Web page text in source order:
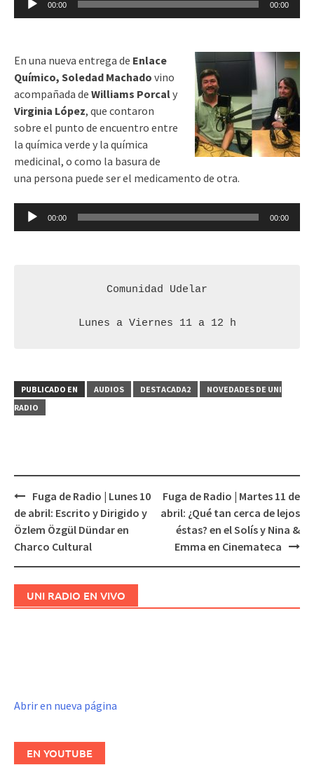
00:00 00:00
En una nueva entrega de Enlace
Químico, Soledad Machado vino
acompañada de Williams Porcaly
Virginia López, que contaron
sobre el punto de encuentro entre
la química verde y la química
medicinal, o como la basura de
una persona puede ser el medicamento de otra.
Reproductor
00:00 00:00
Comunidad Udelar
Lunes a Viernes 11 a 12 h
PUBLICADO EN AUDIOS DESTACADA2
NOVEDADES DE UNI
RADIO
Navegación
de
entradas
Fuga de Radio | Lunes 10
de abril: Escrito y Dirigido y
Özlem Özgül Dündar en
Charco Cultural
Fuga de Radio | Martes 11 de
abril: ¿Qué tan cerca de lejos
éstas? en el Solís y Nina &
Emma en Cinemateca
UNI RADIO EN VIVO
Abrir en nueva página
EN YOUTUBE